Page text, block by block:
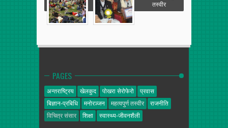
तस्वीर
PAGES
अन्तराष्ट्रिय खेलकुद पोखरा सेरोफेरो
प्रवास
बिज्ञान-प्रबिधि
मनोरञ्जन महत्वपुर्ण तस्वीर
राजनीति
विचित्र संसार
शिक्षा स्वास्थ्य-जीवनशैली